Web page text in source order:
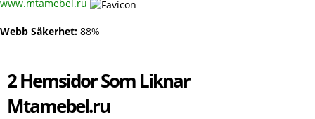
www.mtamebel.ru
Webb Säkerhet: 88%
2 Hemsidor Som Liknar
Mtamebel.ru